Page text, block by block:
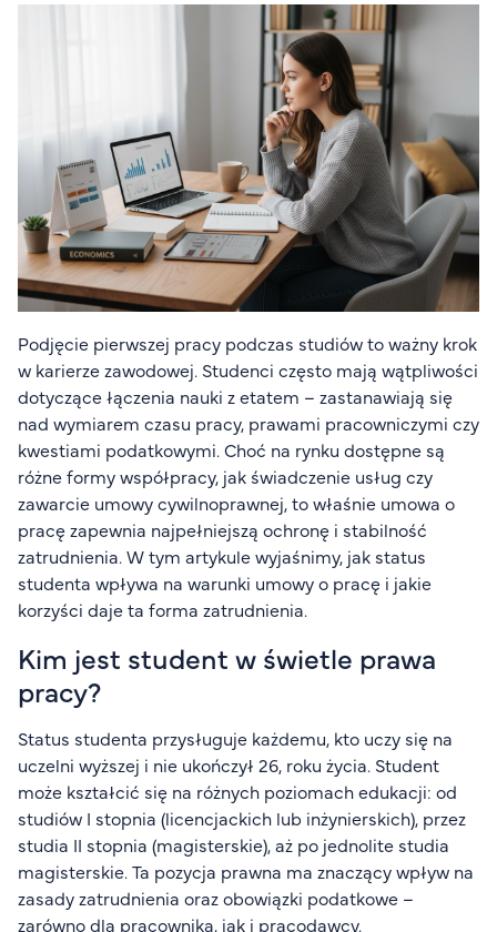
Dyżury prorektorów
O rekrutacji
Jak zostać studentem AHE
Biuro rekrutacji
Zasady przyjęcia na studia
O PUW
O nas
Akademia Online
Jak się studiuje przez Internet?
FAQ
Nasi wykładowcy
Strefa wiedzy
Kontakt
Górny pasek
Platforma zdalnego nauczania
Wirtualny Pokój Studenta
Podjęcie pierwszej pracy podczas studiów to ważny krok
w karierze zawodowej. Studenci często mają wątpliwości
dotyczące łączenia nauki z etatem – zastanawiają się
nad wymiarem czasu pracy, prawami pracowniczymi czy
kwestiami podatkowymi. Choć na rynku dostępne są
różne formy współpracy, jak świadczenie usług czy
zawarcie umowy cywilnoprawnej, to właśnie umowa o
pracę zapewnia najpełniejszą ochronę i stabilność
zatrudnienia. W tym artykule wyjaśnimy, jak status
studenta wpływa na warunki umowy o pracę i jakie
korzyści daje ta forma zatrudnienia.
Kim jest student w świetle prawa
pracy?
Status studenta przysługuje każdemu, kto uczy się na
uczelni wyższej i nie ukończył 26, roku życia. Student
może kształcić się na różnych poziomach edukacji: od
studiów I stopnia (licencjackich lub inżynierskich), przez
studia II stopnia (magisterskie), aż po jednolite studia
magisterskie. Ta pozycja prawna ma znaczący wpływ na
zasady zatrudnienia oraz obowiązki podatkowe –
zarówno dla pracownika, jak i pracodawcy.